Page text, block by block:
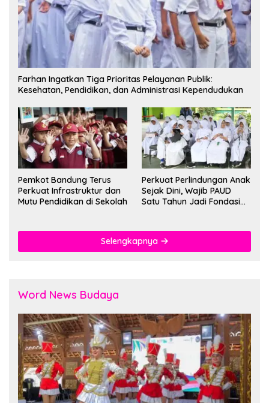
Farhan Ingatkan Tiga Prioritas Pelayanan Publik:
Kesehatan, Pendidikan, dan Administrasi Kependudukan
Pemkot Bandung Terus
Perkuat Infrastruktur dan
Mutu Pendidikan di Sekolah
Perkuat Perlindungan Anak
Sejak Dini, Wajib PAUD
Satu Tahun Jadi Fondasi
Selengkapnya
Word News Budaya